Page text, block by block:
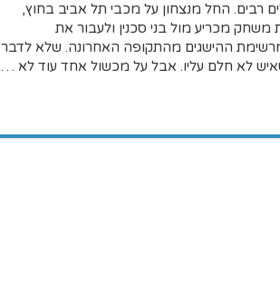
רבים. החל מנצחון על מכבי תל אביב בחוץ,
מכריע מול בני סכנין ולעבור את
ההישגים מהתקופה האחרונה. שלא לדבר
לא חלם עליו. אבל על מכשול אחד עוד לא …